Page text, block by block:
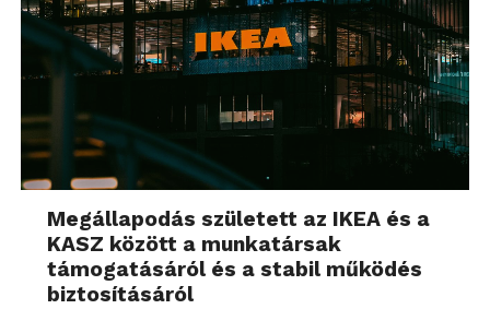
Megállapodás született az IKEA és a
KASZ között a munkatársak
támogatásáról és a stabil működés
biztosításáról